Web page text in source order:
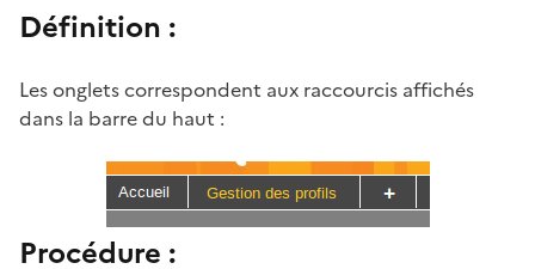
Définition :
Les onglets correspondent aux raccourcis affichés
dans la barre du haut :
Procédure :